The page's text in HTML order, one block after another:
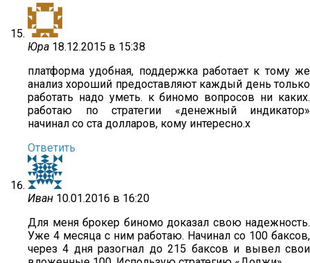
Юра 18.12.2015 в 15:38
платформа удобная, поддержка работает к тому же
анализ хороший предоставляют каждый день только
работать надо уметь. к биномо вопросов ни каких.
работаю по стратегии «денежный индикатор»
начинал со ста долларов, кому интересно.х
Ответить
Иван 10.01.2016 в 16:20
Для меня брокер биномо доказал свою надежность.
Уже 4 месяца с ним работаю. Начинал со 100 баксов,
через 4 дня разогнал до 215 баксов и вывел свои